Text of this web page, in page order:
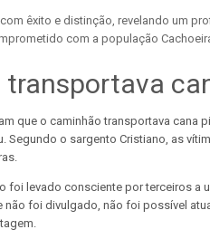
êxito e distinção, revelando um
com a população
transportava
que o caminhão transportava cana
Segundo o sargento Cristiano, as
foi levado consciente por terceiros a
não foi divulgado, não foi possível